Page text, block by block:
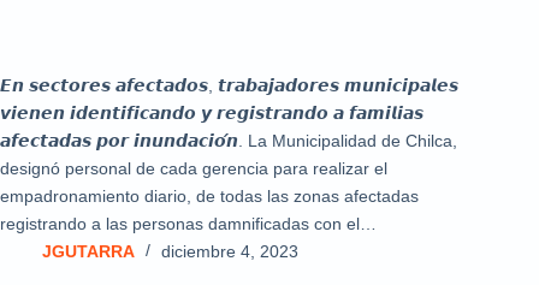
𝙀𝙣 𝙨𝙚𝙘𝙩𝙤𝙧𝙚𝙨 𝙖𝙛𝙚𝙘𝙩𝙖𝙙𝙤𝙨, 𝙩𝙧𝙖𝙗𝙖𝙟𝙖𝙙𝙤𝙧𝙚𝙨 𝙢𝙪𝙣𝙞𝙘𝙞𝙥𝙖𝙡𝙚𝙨
𝙫𝙞𝙚𝙣𝙚𝙣 𝙞𝙙𝙚𝙣𝙩𝙞𝙛𝙞𝙘𝙖𝙣𝙙𝙤 𝙮 𝙧𝙚𝙜𝙞𝙨𝙩𝙧𝙖𝙣𝙙𝙤 𝙖 𝙛𝙖𝙢𝙞𝙡𝙞𝙖𝙨
𝙖𝙛𝙚𝙘𝙩𝙖𝙙𝙖𝙨 𝙥𝙤𝙧 𝙞𝙣𝙪𝙣𝙙𝙖𝙘𝙞𝙤́𝙣. La Municipalidad de Chilca,
designó personal de cada gerencia para realizar el
empadronamiento diario, de todas las zonas afectadas
registrando a las personas damnificadas con el…
JGUTARRA
diciembre 4, 2023